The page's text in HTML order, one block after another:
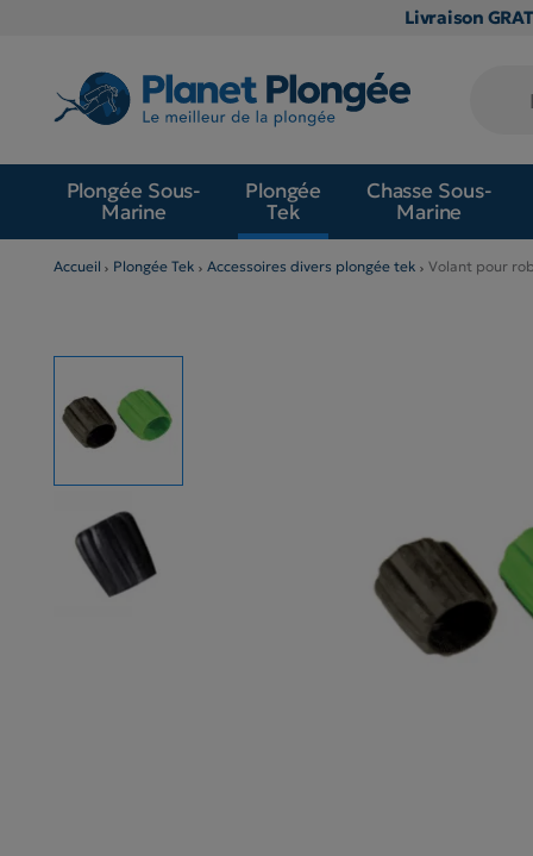
Livraison
Plongée Sous-
Marine
Plongée
Tek
Chasse Sous-
Marine
Accueil Plongée Tek Accessoires divers plongée tek Volant pour